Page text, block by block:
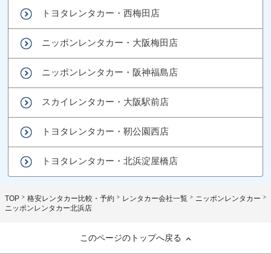
トヨタレンタカー・西梅田店
ニッポンレンタカー・大阪梅田店
ニッポンレンタカー・阪神福島店
スカイレンタカー・大阪駅前店
トヨタレンタカー・靭公園西店
トヨタレンタカー・北浜淀屋橋店
TOP 格安レンタカー比較・予約 レンタカー会社一覧
ニッポンレンタカー
ニッポンレンタカー北浜店
このページのトップへ戻る